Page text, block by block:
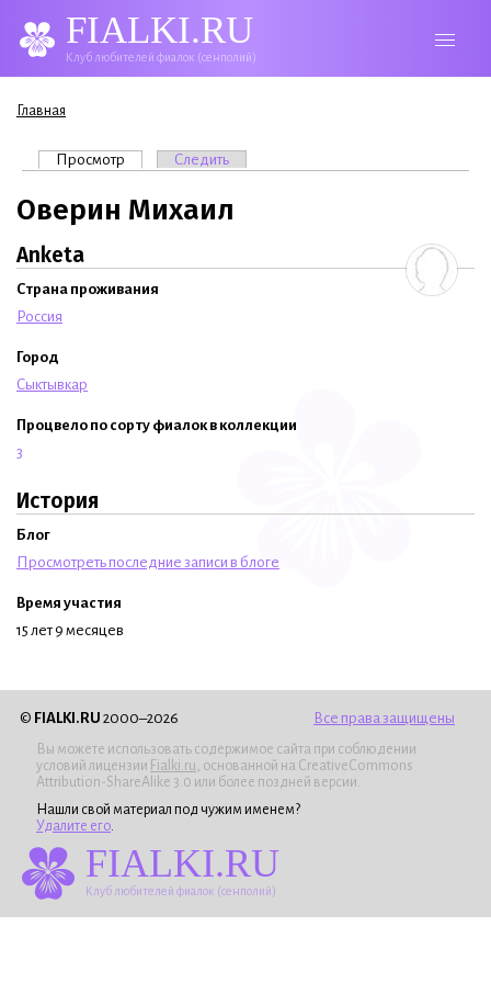
FIALKI.RU
Клуб любителей фиалок (сенполий)
Вы здесь
Главная
Главные вкладки
Просмотр (активная вкладка)
Следить
Оверин Михаил
Anketa
Страна проживания
Россия
Город
Сыктывкар
Процвело по сорту фиалок в коллекции
3
История
Блог
Просмотреть последние записи в блоге
Время участия
15 лет 9 месяцев
© FIALKI.RU 2000–2026 Все права защищены
Вы можете использовать содержимое сайта при соблюдении
условий лицензии Fialki.ru , основанной на CreativeCommons
Attribution-ShareAlike 3.0 или более поздней версии.
Нашли свой материал под чужим именем?
Удалите его
FIALKI.RU
Клуб любителей фиалок (сенполий)